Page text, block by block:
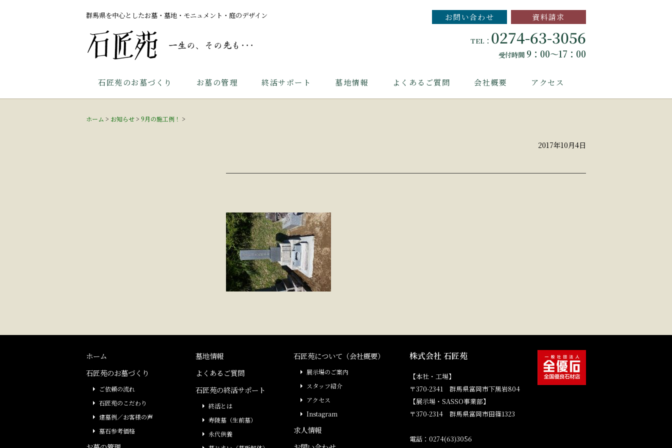
群馬県を中心としたお墓・墓地・モニュメント・庭のデザイン お問い合わせ 資料請求
TEL： 0274-63-3056
受付時間 9：00～17：00
石匠苑のお墓づくり お墓の管理 終活サポート 墓地情報 よくあるご質問 会社概要 アクセス
ホーム > お知らせ> 9月の施工例！ >
2017年10月4日
ホーム
石匠苑のお墓づくり
ご依頼の流れ
石匠苑のこだわり
建墓例／お客様の声
墓石参考価格
墓地情報
よくあるご質問
石匠苑の終活サポート
終活とは
寿陵墓（生前墓）
永代供養
石匠苑について（会社概要）
展示場のご案内
スタッフ紹介
アクセス
Instagram
求人情報
株式会社 石匠苑
【本社・工場】
〒370-2341 群馬県富岡市下黒岩804
【展示場・SASSO事業部】
〒370-2314 群馬県富岡市田篠1323
電話：0274(63)3056